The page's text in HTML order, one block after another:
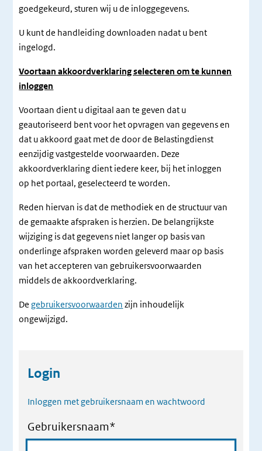
goedgekeurd, sturen wij u de inloggegevens.
U kunt de handleiding downloaden nadat u bent
ingelogd.
Voortaan akkoordverklaring selecteren om te kunnen
inloggen
Voortaan dient u digitaal aan te geven dat u
geautoriseerd bent voor het opvragen van gegevens en
dat u akkoord gaat met de door de Belastingdienst
eenzijdig vastgestelde voorwaarden. Deze
akkoordverklaring dient iedere keer, bij het inloggen
op het portaal, geselecteerd te worden.
Reden hiervan is dat de methodiek en de structuur van
de gemaakte afspraken is herzien. De belangrijkste
wijziging is dat gegevens niet langer op basis van
onderlinge afspraken worden geleverd maar op basis
van het accepteren van gebruikersvoorwaarden
middels de akkoordverklaring.
Degebruikersvoorwaarden zijn inhoudelijk
ongewijzigd.
Login
Inloggen met gebruikersnaam en wachtwoord
Gebruikersnaam*